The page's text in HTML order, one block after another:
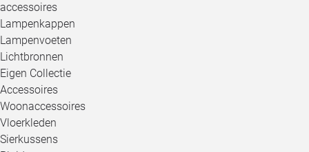
accessoires
Lampenkappen
Lampenvoeten
Lichtbronnen
Eigen Collectie
Accessoires
Woonaccessoires
Vloerkleden
Sierkussens